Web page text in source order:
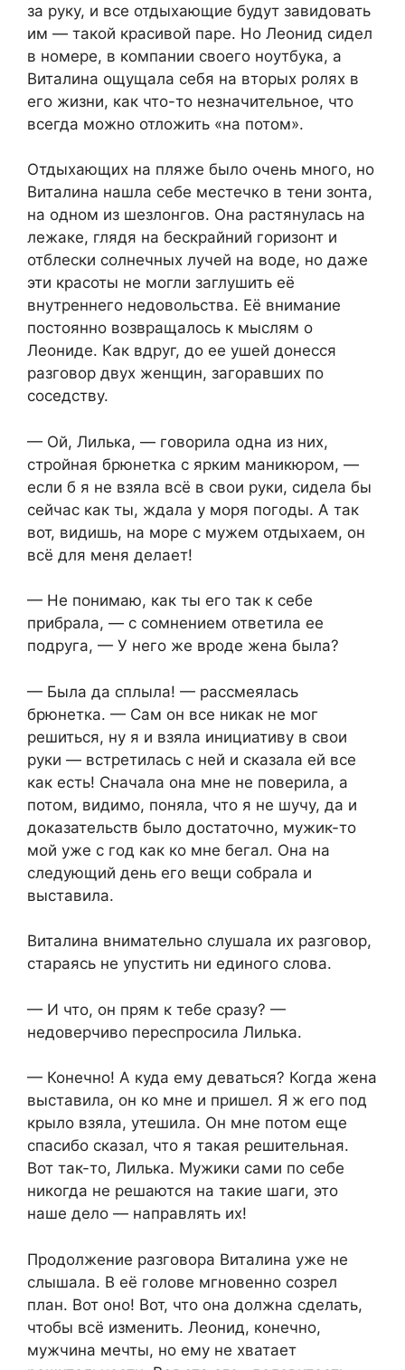
за руку, и все отдыхающие будут завидовать
им — такой красивой паре. Но Леонид сидел
в номере, в компании своего ноутбука, а
Виталина ощущала себя на вторых ролях в
его жизни, как что-то незначительное, что
всегда можно отложить «на потом».
Отдыхающих на пляже было очень много, но
Виталина нашла себе местечко в тени зонта,
на одном из шезлонгов. Она растянулась на
лежаке, глядя на бескрайний горизонт и
отблески солнечных лучей на воде, но даже
эти красоты не могли заглушить её
внутреннего недовольства. Её внимание
постоянно возвращалось к мыслям о
Леониде. Как вдруг, до ее ушей донесся
разговор двух женщин, загоравших по
соседству.
— Ой, Лилька, — говорила одна из них,
стройная брюнетка с ярким маникюром, —
если б я не взяла всё в свои руки, сидела бы
сейчас как ты, ждала у моря погоды. А так
вот, видишь, на море с мужем отдыхаем, он
всё для меня делает!
— Не понимаю, как ты его так к себе
прибрала, — с сомнением ответила ее
подруга, — У него же вроде жена была?
— Была да сплыла! — рассмеялась
брюнетка. — Сам он все никак не мог
решиться, ну я и взяла инициативу в свои
руки — встретилась с ней и сказала ей все
как есть! Сначала она мне не поверила, а
потом, видимо, поняла, что я не шучу, да и
доказательств было достаточно, мужик-то
мой уже с год как ко мне бегал. Она на
следующий день его вещи собрала и
выставила.
Виталина внимательно слушала их разговор,
стараясь не упустить ни единого слова.
— И что, он прям к тебе сразу? —
недоверчиво переспросила Лилька.
— Конечно! А куда ему деваться? Когда жена
выставила, он ко мне и пришел. Я ж его под
крыло взяла, утешила. Он мне потом еще
спасибо сказал, что я такая решительная.
Вот так-то, Лилька. Мужики сами по себе
никогда не решаются на такие шаги, это
наше дело — направлять их!
Продолжение разговора Виталина уже не
слышала. В её голове мгновенно созрел
план. Вот оно! Вот, что она должна сделать,
чтобы всё изменить. Леонид, конечно,
мужчина мечты, но ему не хватает